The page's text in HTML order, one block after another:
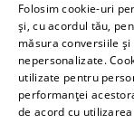
Linkuri utile
Cont
Folosim cookie-uri
și, cu acordul tău,
măsura conversiile
nepersonalizate.
utilizate pentru
performanței
de acord cu